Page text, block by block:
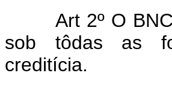
Art 2º O
sob tôdas as
creditícia.